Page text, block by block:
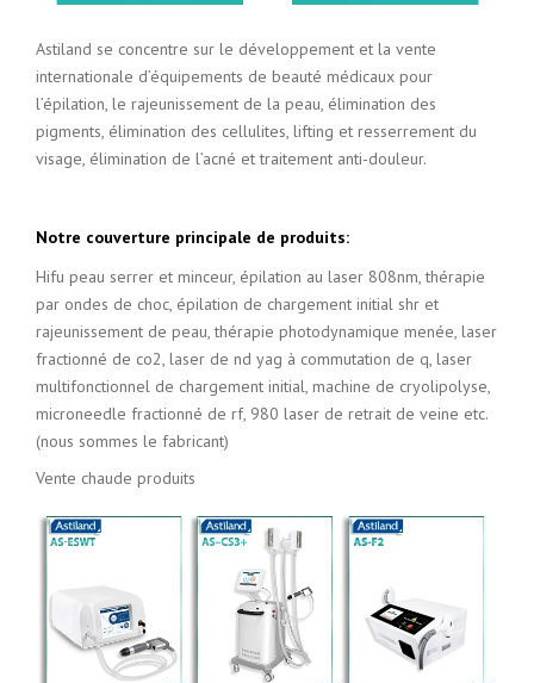
Astiland se concentre sur le développement et la vente
internationale d’équipements de beauté médicaux pour
l’épilation, le rajeunissement de la peau, élimination des
pigments, élimination des cellulites, lifting et resserrement du
visage, élimination de l’acné et traitement anti-douleur.
Notre couverture principale de produits:
Hifu peau serrer et minceur, épilation au laser 808nm, thérapie
par ondes de choc, épilation de chargement initial shr et
rajeunissement de peau, thérapie photodynamique menée, laser
fractionné de co2, laser de nd yag à commutation de q, laser
multifonctionnel de chargement initial, machine de cryolipolyse,
microneedle fractionné de rf, 980 laser de retrait de veine etc.
(nous sommes le fabricant)
Vente chaude produits